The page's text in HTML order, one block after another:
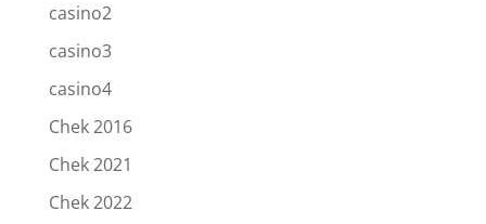
casino2
casino3
casino4
Chek 2016
Chek 2021
Chek 2022